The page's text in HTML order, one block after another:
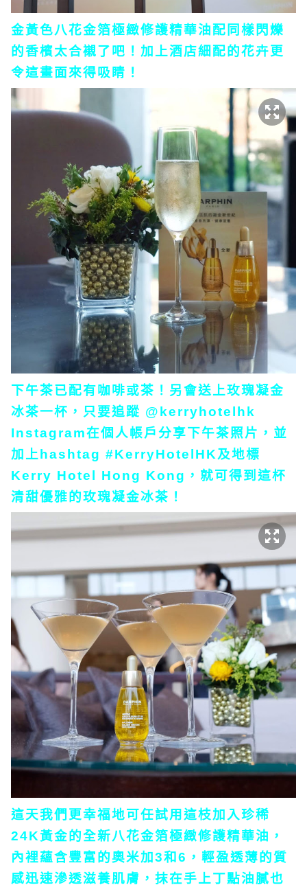
金黃色八花金箔極緻修護精華油配同樣閃爍
的香檳太合襯了吧！加上酒店細配的花卉更
令這畫面來得吸睛！
下午茶已配有咖啡或茶！另會送上玫瑰凝金
冰茶一杯，只要追蹤 @kerryhotelhk
Instagram在個人帳戶分享下午茶照片，並
加上hashtag #KerryHotelHK及地標
Kerry Hotel Hong Kong，就可得到這杯
清甜優雅的玫瑰凝金冰茶！
這天我們更幸福地可任試用這枝加入珍稀
24K黃金的全新八花金箔極緻修護精華油，
內裡蘊含豐富的奧米加3和6，輕盈透薄的質
感迅速滲透滋養肌膚，抹在手上丁點油膩也